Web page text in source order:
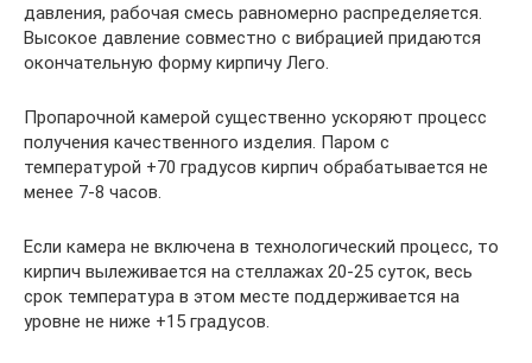
давления, рабочая смесь равномерно распределяется.
Высокое давление совместно с вибрацией придаются
окончательную форму кирпичу Лего.
Пропарочной камерой существенно ускоряют процесс
получения качественного изделия. Паром с
температурой +70 градусов кирпич обрабатывается не
менее 7-8 часов.
Если камера не включена в технологический процесс, то
кирпич вылеживается на стеллажах 20-25 суток, весь
срок температура в этом месте поддерживается на
уровне не ниже +15 градусов.